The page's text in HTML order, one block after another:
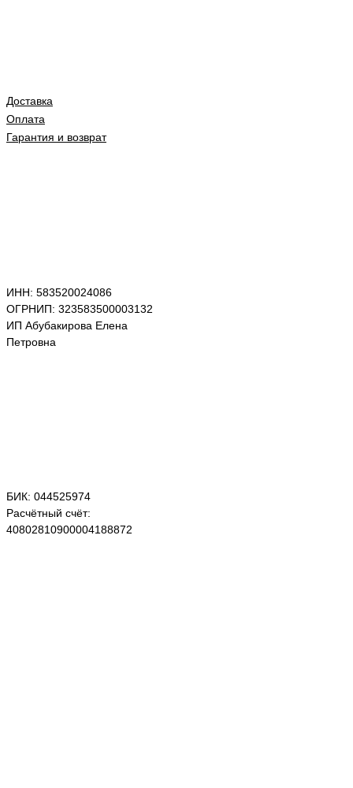
Доставка
Оплата
Гарантия и возврат
ИНН: 583520024086
ОГРНИП: 323583500003132
ИП Абубакирова Елена
Петровна
БИК: 044525974
Расчётный счёт:
40802810900004188872